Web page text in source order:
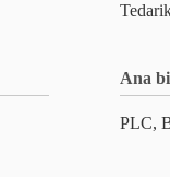
Ana
PLC,